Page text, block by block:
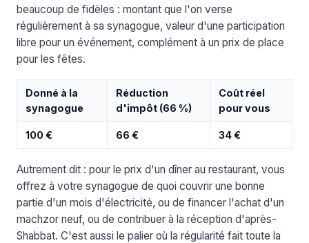
beaucoup de fidèles : montant que l'on verse
régulièrement à sa synagogue, valeur d'une participation
libre pour un événement, complément à un prix de place
pour les fêtes.
Donné à la
synagogue
Réduction
d'impôt (66 %)
Coût réel
pour vous
100 € 66 € 34 €
Autrement dit : pour le prix d'un dîner au restaurant, vous
offrez à votre synagogue de quoi couvrir une bonne
partie d'un mois d'électricité, ou de financer l'achat d'un
machzor neuf, ou de contribuer à la réception d'après-
Shabbat. C'est aussi le palier où la régularité fait toute la